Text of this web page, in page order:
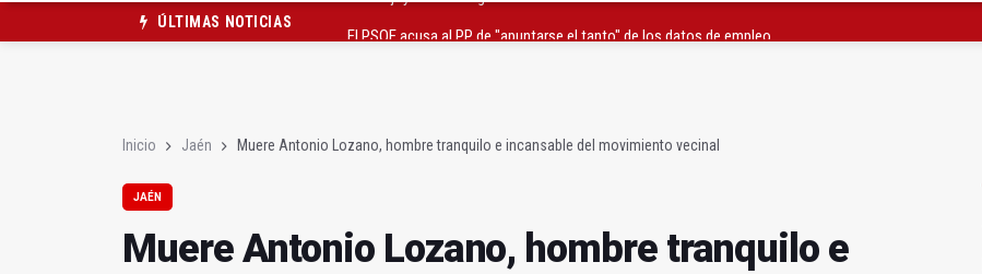
ÚLTIMAS NOTICIAS
Inicio Jaén Muere Antonio Lozano, hombre tranquilo e incansable del movimiento vecinal
JAÉN
Muere Antonio Lozano, hombre tranquilo e